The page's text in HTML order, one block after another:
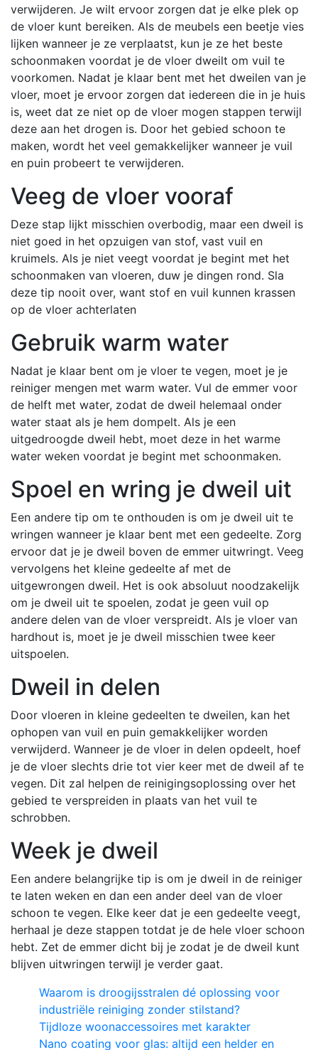
verwijderen. Je wilt ervoor zorgen dat je elke plek op
de vloer kunt bereiken. Als de meubels een beetje vies
lijken wanneer je ze verplaatst, kun je ze het beste
schoonmaken voordat je de vloer dweilt om vuil te
voorkomen. Nadat je klaar bent met het dweilen van je
vloer, moet je ervoor zorgen dat iedereen die in je huis
is, weet dat ze niet op de vloer mogen stappen terwijl
deze aan het drogen is. Door het gebied schoon te
maken, wordt het veel gemakkelijker wanneer je vuil
en puin probeert te verwijderen.
Veeg de vloer vooraf
Deze stap lijkt misschien overbodig, maar een dweil is
niet goed in het opzuigen van stof, vast vuil en
kruimels. Als je niet veegt voordat je begint met het
schoonmaken van vloeren, duw je dingen rond. Sla
deze tip nooit over, want stof en vuil kunnen krassen
op de vloer achterlaten
Gebruik warm water
Nadat je klaar bent om je vloer te vegen, moet je je
reiniger mengen met warm water. Vul de emmer voor
de helft met water, zodat de dweil helemaal onder
water staat als je hem dompelt. Als je een
uitgedroogde dweil hebt, moet deze in het warme
water weken voordat je begint met schoonmaken.
Spoel en wring je dweil uit
Een andere tip om te onthouden is om je dweil uit te
wringen wanneer je klaar bent met een gedeelte. Zorg
ervoor dat je je dweil boven de emmer uitwringt. Veeg
vervolgens het kleine gedeelte af met de
uitgewrongen dweil. Het is ook absoluut noodzakelijk
om je dweil uit te spoelen, zodat je geen vuil op
andere delen van de vloer verspreidt. Als je vloer van
hardhout is, moet je je dweil misschien twee keer
uitspoelen.
Dweil in delen
Door vloeren in kleine gedeelten te dweilen, kan het
ophopen van vuil en puin gemakkelijker worden
verwijderd. Wanneer je de vloer in delen opdeelt, hoef
je de vloer slechts drie tot vier keer met de dweil af te
vegen. Dit zal helpen de reinigingsoplossing over het
gebied te verspreiden in plaats van het vuil te
schrobben.
Week je dweil
Een andere belangrijke tip is om je dweil in de reiniger
te laten weken en dan een ander deel van de vloer
schoon te vegen. Elke keer dat je een gedeelte veegt,
herhaal je deze stappen totdat je de hele vloer schoon
hebt. Zet de emmer dicht bij je zodat je de dweil kunt
blijven uitwringen terwijl je verder gaat.
Waarom is droogijsstralen dé oplossing voor
industriële reiniging zonder stilstand?
Tijdloze woonaccessoires met karakter
Nano coating voor glas: altijd een helder en